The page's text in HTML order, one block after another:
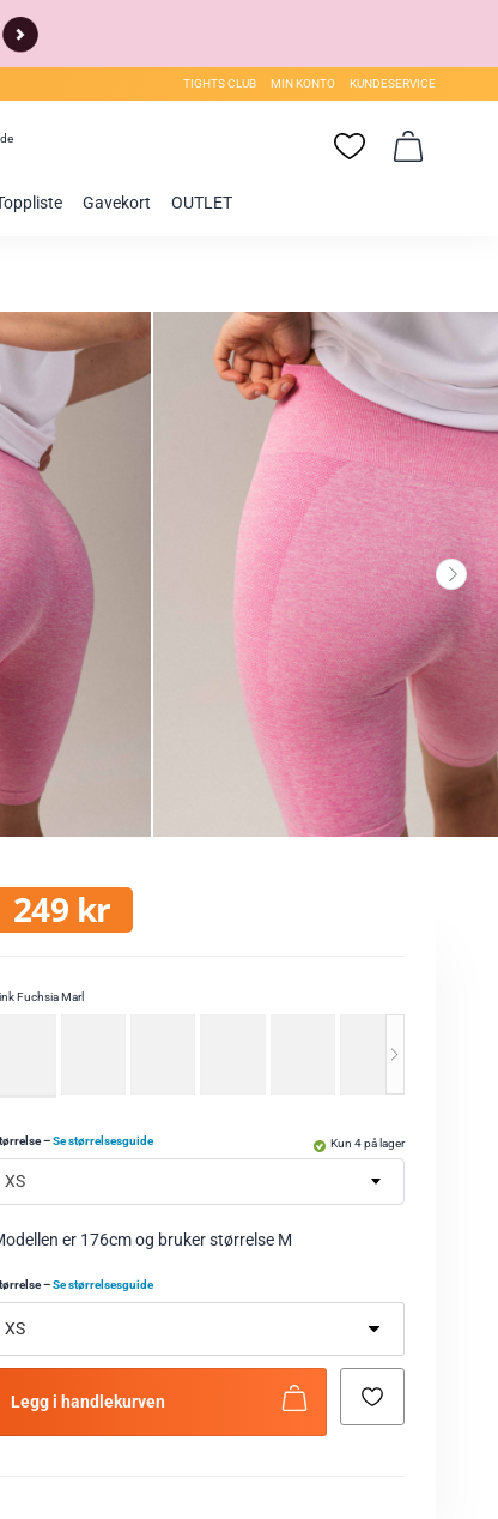
TIGHTS CLUB MIN KONTO KUNDESERVICE
Gavekort OUTLET
249 kr
Fuchsia Marl
–Se størrelsesguide
XS
er 176cm og bruker størrelse M
–Se størrelsesguide
Kun 4 på lager
Legg i handlekurven